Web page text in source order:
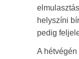
helyszíni
pedig
A